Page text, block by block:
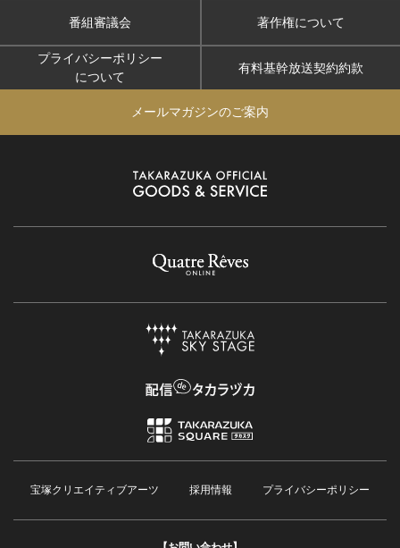
番組審議会 著作権について
プライバシーポリシー
について
有料基幹放送契約約款
メールマガジンのご案内
宝塚クリエイティブアーツ 採用情報 プライバシーポリシー